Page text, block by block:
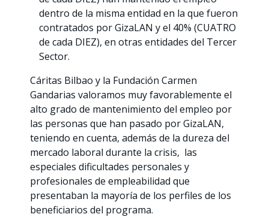
dentro de la misma entidad en la que fueron
contratados por GizaLAN y el 40% (CUATRO
de cada DIEZ), en otras entidades del Tercer
Sector.
Cáritas Bilbao y la Fundación Carmen
Gandarias valoramos muy favorablemente el
alto grado de mantenimiento del empleo por
las personas que han pasado por GizaLAN,
teniendo en cuenta, además de la dureza del
mercado laboral durante la crisis, las
especiales dificultades personales y
profesionales de empleabilidad que
presentaban la mayoría de los perfiles de los
beneficiarios del programa.